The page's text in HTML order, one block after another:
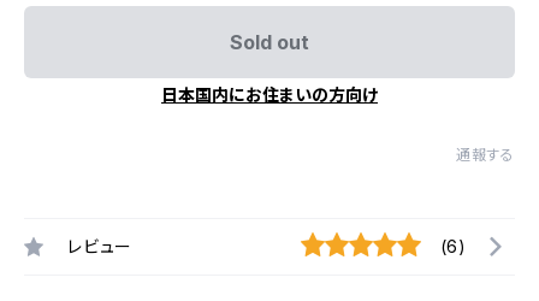
Sold out
日本国内にお住まいの方向け
通報する
レビュー (6)